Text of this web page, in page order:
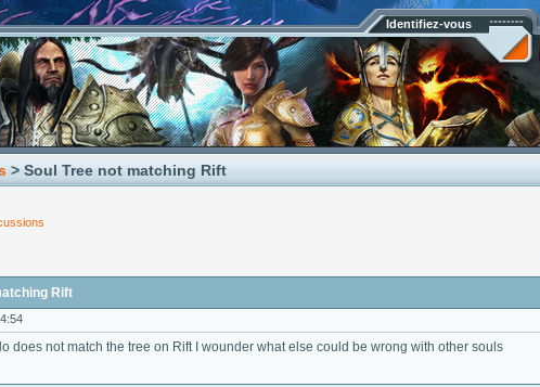
Identifiez-vous
> Soul Tree not matching Rift
Rift
does not match the tree on Rift I wounder what else could be wrong with other souls